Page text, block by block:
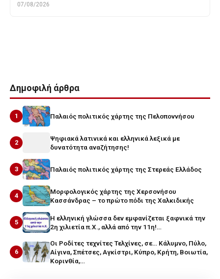
07/08/2026
Δημοφιλή άρθρα
1 Παλαιός πολιτικός χάρτης της Πελοποννήσου
2
Ψηφιακά λατινικά και ελληνικά λεξικά με
δυνατότητα αναζήτησης!
3 Παλαιός πολιτικός χάρτης της Στερεάς Ελλάδος
4
Μορφολογικός χάρτης της Χερσονήσου
Κασσάνδρας – το πρώτο πόδι της Χαλκιδικής
5
Η ελληνική γλώσσα δεν εμφανίζεται ξαφνικά την
2η χιλιετία π.Χ., αλλά από την 11η!…
6
Οι Ροδίτες τεχνίτες Τελχίνες, σε… Κάλυμνο, Πύλο,
Αίγινα, Σπέτσες, Αγκίστρι, Κύπρο, Κρήτη, Βοιωτία,
Κορινθία,…